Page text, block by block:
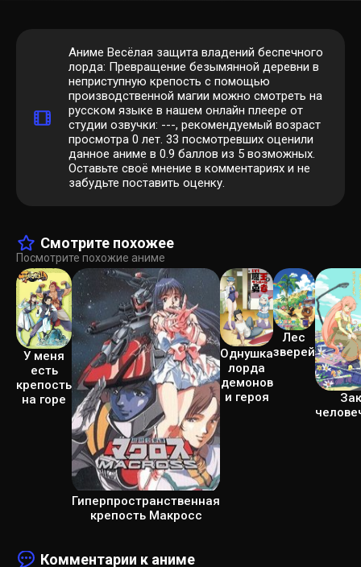
Аниме Весёлая защита владений беспечного
лорда: Превращение безымянной деревни в
неприступную крепость с помощью
производственной магии можно смотреть на
русском языке в нашем онлайн плеере от
студии озвучки: ---, рекомендуемый возраст
просмотра 0 лет. 33 посмотревших оценили
данное аниме в 0.9 баллов из 5 возможных.
Оставьте своё мнение в комментариях и не
забудьте поставить оценку.
Смотрите похожее
Посмотрите похожие аниме
У меня
есть
крепость
на горе
Гиперпространственная
крепость Макросс
Однушка
лорда
демонов
и героя
Лес
зверей
Комментарии к аниме